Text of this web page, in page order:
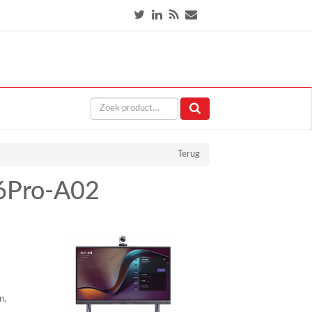
Terug
A02